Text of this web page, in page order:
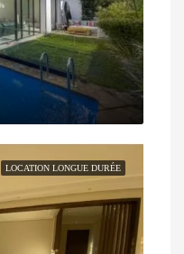
LOCATION LONGUE DURÉE